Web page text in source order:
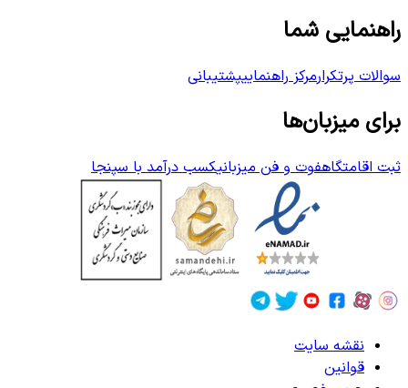
راهنمایی شما
سوالات پرتکرارمرکز راهنماییپشتیبانی
برای میزبان‌ها
ثبت اقامتگاهفوت و فن میزبانیکسب درآمد با سپنجا
نقشه سایت
قوانین